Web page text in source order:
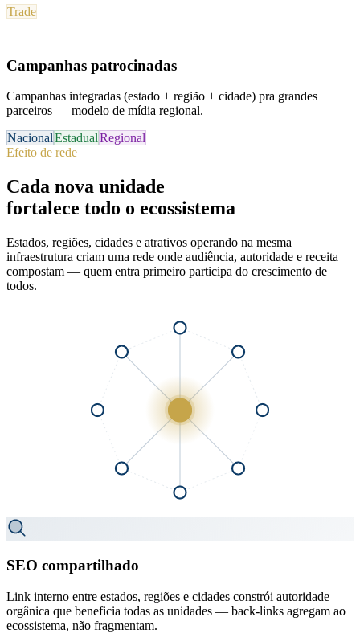
Trade
Campanhas patrocinadas
Campanhas integradas (estado + região + cidade) pra grandes
parceiros — modelo de mídia regional.
NacionalEstadualRegional
Efeito de rede
Cada nova unidade
fortalece todo o ecossistema
Estados, regiões, cidades e atrativos operando na mesma
infraestrutura criam uma rede onde audiência, autoridade e receita
compostam — quem entra primeiro participa do crescimento de
todos.
SEO compartilhado
Link interno entre estados, regiões e cidades constrói autoridade
orgânica que beneficia todas as unidades — back-links agregam ao
ecossistema, não fragmentam.